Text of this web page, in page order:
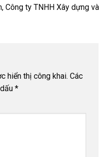
Công ty TNHH Xây dựng và
hiển thị công khai. Các
*